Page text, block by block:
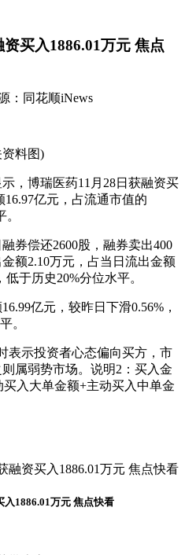
买入1886.01万元 焦点
：同花顺iNews
料图)
，博瑞医药11月28日获融资买
16.97亿元，占流通市值的
券偿还2600股，融券卖出400
额2.10万元，占当日流出金额
于历史20%分位水平。
亿元，较昨日下滑0.56%，
。
表示投资者心态偏向买方，市
属弱势市场。说明2：买入金
入大单金额+主动买入中单金
1886.01万元 焦点快看